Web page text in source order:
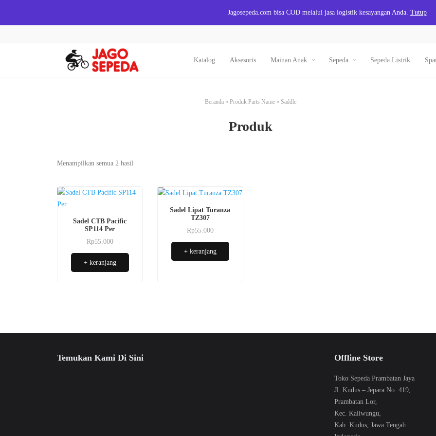
Jagosepeda.com bisa COD melalui jasa logistik kesayangan Anda. Tutup
Katalog Aksesoris Mainan Anak Sepeda Sepeda Listrik
Beranda» Produk Parts Name» Saddle
Produk
Menampilkan semua 2 hasil
Sadel CTB Pacific
SP114 Per
Rp55.000
+ keranjang
Sadel Lipat Turanza
TZ307
Rp55.000
+ keranjang
Temukan Kami Di Sini Offline Store
Toko Sepeda Prambatan Jaya
Jl. Kudus – Jepara No. 419,
Prambatan Lor,
Kec. Kaliwungu,
Kab. Kudus, Jawa Tengah